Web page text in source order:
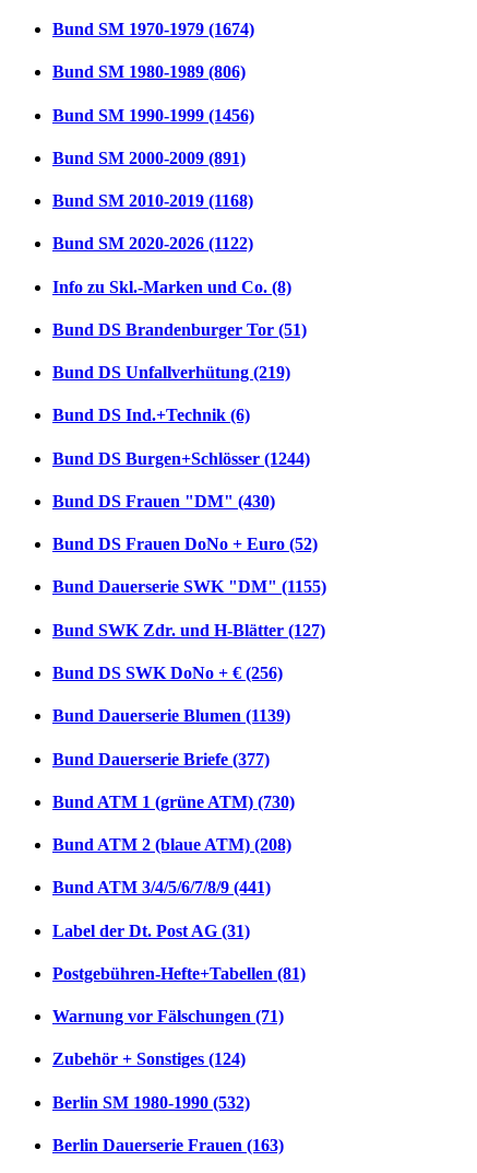
Bund SM 1970-1979 (1674)
Bund SM 1980-1989 (806)
Bund SM 1990-1999 (1456)
Bund SM 2000-2009 (891)
Bund SM 2010-2019 (1168)
Bund SM 2020-2026 (1122)
Info zu Skl.-Marken und Co. (8)
Bund DS Brandenburger Tor (51)
Bund DS Unfallverhütung (219)
Bund DS Ind.+Technik (6)
Bund DS Burgen+Schlösser (1244)
Bund DS Frauen "DM" (430)
Bund DS Frauen DoNo + Euro (52)
Bund Dauerserie SWK "DM" (1155)
Bund SWK Zdr. und H-Blätter (127)
Bund DS SWK DoNo + € (256)
Bund Dauerserie Blumen (1139)
Bund Dauerserie Briefe (377)
Bund ATM 1 (grüne ATM) (730)
Bund ATM 2 (blaue ATM) (208)
Bund ATM 3/4/5/6/7/8/9 (441)
Label der Dt. Post AG (31)
Postgebühren-Hefte+Tabellen (81)
Warnung vor Fälschungen (71)
Zubehör + Sonstiges (124)
Berlin SM 1980-1990 (532)
Berlin Dauerserie Frauen (163)